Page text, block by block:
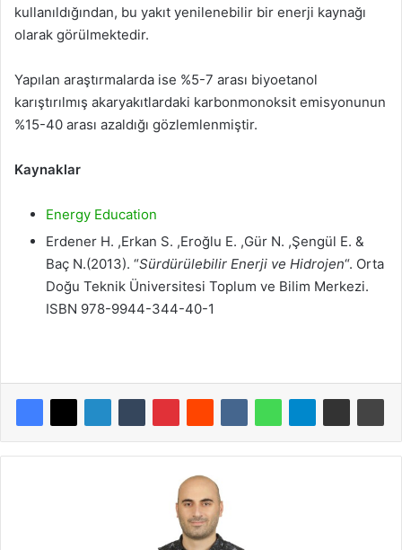
kullanıldığından, bu yakıt yenilenebilir bir enerji kaynağı
olarak görülmektedir.
Yapılan araştırmalarda ise %5-7 arası biyoetanol
karıştırılmış akaryakıtlardaki karbonmonoksit emisyonunun
%15-40 arası azaldığı gözlemlenmiştir.
Kaynaklar
Energy Education
Erdener H. ,Erkan S. ,Eroğlu E. ,Gür N. ,Şengül E. &
Baç N.(2013). “Sürdürülebilir Enerji ve Hidrojen“. Orta
Doğu Teknik Üniversitesi Toplum ve Bilim Merkezi.
ISBN 978-9944-344-40-1